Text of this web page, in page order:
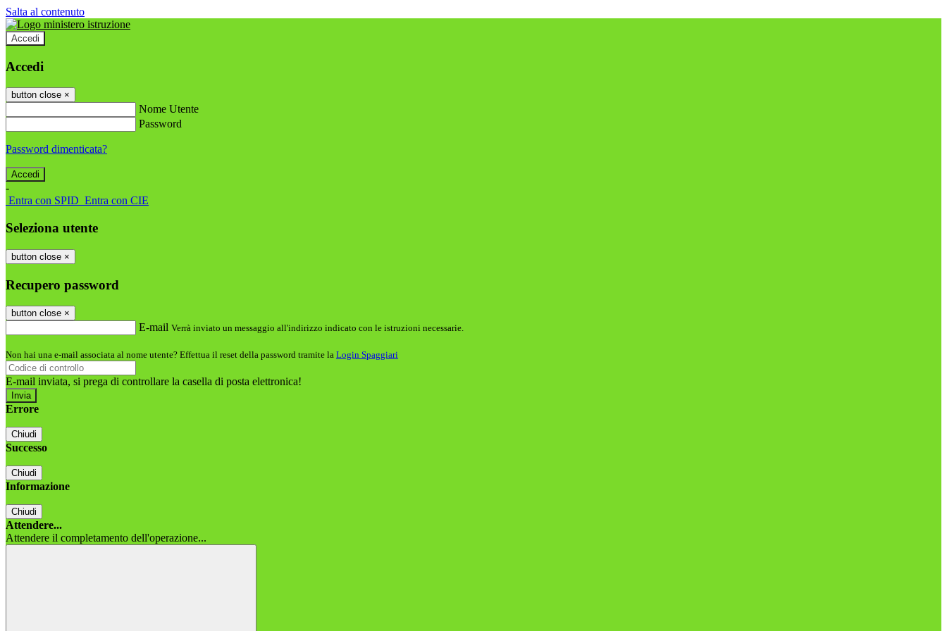
Salta al contenuto
Accedi
Accedi
button close ×
Nome Utente
Password
Password dimenticata?
-
Entra con SPID Entra con CIE
Seleziona utente
button close ×
Recupero password
button close ×
E-mail Verrà inviato un messaggio all'indirizzo indicato con le istruzioni necessarie.
Non hai una e-mail associata al nome utente? Effettua il reset della password tramite la Login Spaggiari
E-mail inviata, si prega di controllare la casella di posta elettronica!
Errore
Chiudi
Successo
Chiudi
Informazione
Chiudi
Attendere...
Attendere il completamento dell'operazione...